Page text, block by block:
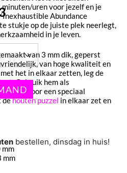
uren voor jezelf en je
Abundance
stukje op de juiste plek neerlegt,
in je leven.
van 3 mm dik, geperst
van hoge kwaliteit en
het in elkaar zetten, leg de
Gebruik hem als
hiervoor een speciaal
dehouten puzzel in elkaar zet en
mm
mm
bestellen, dinsdag in huis!